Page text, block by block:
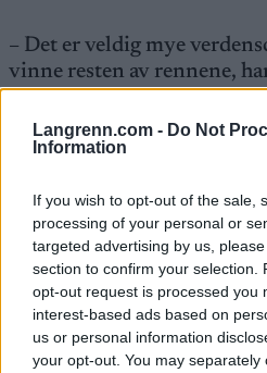
Langrenn.com - Do Not
Information
If you wish to opt-out of the sale,
processing of your personal or
targeted advertising by us,
section to confirm your selection.
opt-out request is processed you
interest-based ads based on
us or personal information
your opt-out. You may
– Det er veldig mye
vinne resten av rennene,
antall plasser på landslag,
på strupen hvert skirenn
Se også: Norgesmesteren